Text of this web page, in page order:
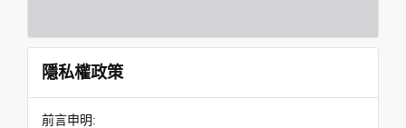
隱私權政策
前言申明: